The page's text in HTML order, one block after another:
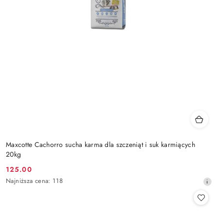
Maxcotte Cachorro sucha karma dla szczeniąt i suk karmiących
20kg
Cena
promocyjna:
125.00
Najniższa
Najniższa cena: 118